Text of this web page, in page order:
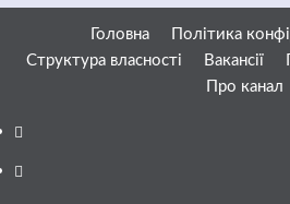
Головна
Політика
Структура власності
Вакансії
Про канал
Facebook
YouTube